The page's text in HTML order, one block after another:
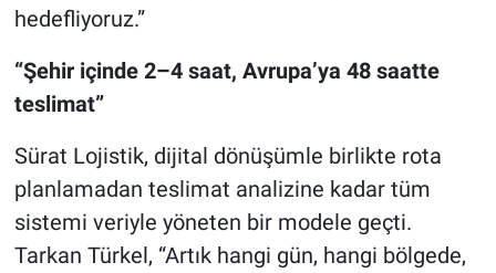
hedefliyoruz.”
“Şehir içinde 2–4 saat, Avrupa’ya 48 saatte
teslimat”
Sürat Lojistik, dijital dönüşümle birlikte rota
planlamadan teslimat analizine kadar tüm
sistemi veriyle yöneten bir modele geçti.
Tarkan Türkel, “Artık hangi gün, hangi bölgede,